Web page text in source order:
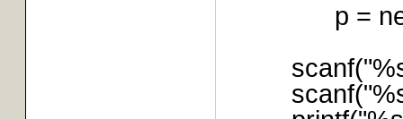
p = new
scanf("%s",